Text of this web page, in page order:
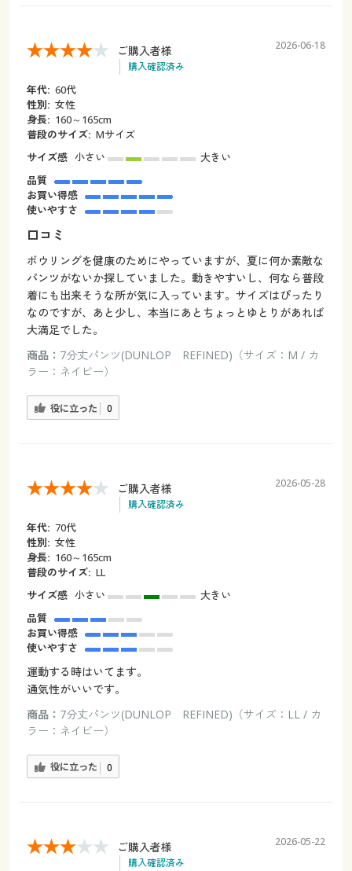
ご購入者様
購入確認済み
2026-06-18
年代: 60代
性別: 女性
身長: 160～165cm
普段のサイズ: Mサイズ
サイズ感 小さい
大きい
品質
お買い得感
使いやすさ
口コミ
ボウリングを健康のためにやっていますが、夏に何か素敵な
パンツがないか探していました。動きやすいし、何なら普段
着にも出来そうな所が気に入っています。サイズはぴったり
なのですが、あと少し、本当にあとちょっとゆとりがあれば
大満足でした。
商品： 7分丈パンツ(DUNLOP REFINED)（サイズ：M / カ
ラー：ネイビー）
役に立った 0
ご購入者様
購入確認済み
2026-05-28
年代: 70代
性別: 女性
身長: 160～165cm
普段のサイズ: LL
サイズ感 小さい
大きい
品質
お買い得感
使いやすさ
運動する時はいてます。
通気性がいいです。
商品： 7分丈パンツ(DUNLOP REFINED)（サイズ：LL / カ
ラー：ネイビー）
役に立った 0
ご購入者様
購入確認済み
2026-05-22